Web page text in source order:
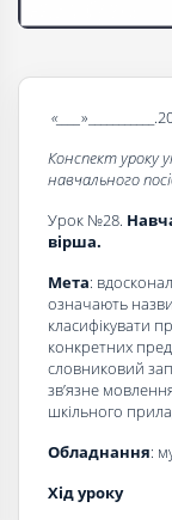
«____
Конспект уроку
навчального
Урок №28.
вірша.
Мета:
означають
класифікувати
конкретних
словниковий
зв’язне
шкільного
Обладнання:
Хід уроку